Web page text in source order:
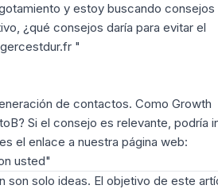
y estoy buscando consejos
¿qué consejos daría para evitar el
"
de contactos. Como Growth
Si el consejo es relevante, podría
el enlace a nuestra página web:
usted"
son solo ideas. El objetivo de este